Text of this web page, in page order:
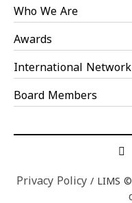
Who We Are
Awards
International Network
Board Members
Privacy Policy/ LIMS